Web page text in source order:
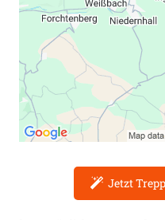
Jetzt